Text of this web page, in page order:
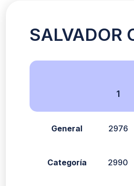
SALVADOR
1
General 2976
Categoría 2990